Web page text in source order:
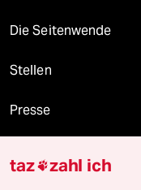
Die Seitenwende
Stellen
Presse
taz zahl ich